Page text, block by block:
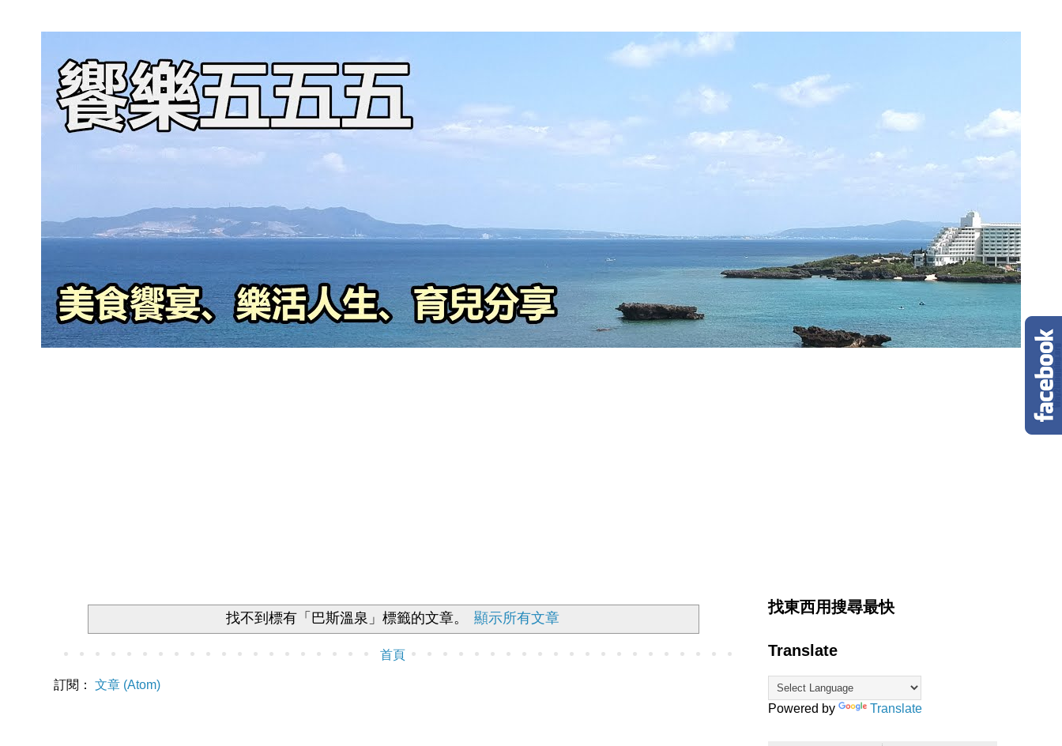
找不到標有「巴斯溫泉」標籤的文章。 顯示所有文章
首頁
訂閱： 文章 (Atom)
找東西用搜尋最快
Translate
Powered by Translate